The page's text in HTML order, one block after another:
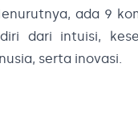
ada 9
dari intuisi,
serta inovasi.